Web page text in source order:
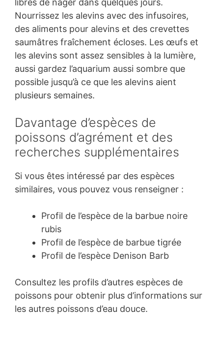
libres de nager dans quelques jours.
Nourrissez les alevins avec des infusoires,
des aliments pour alevins et des crevettes
saumâtres fraîchement écloses. Les œufs et
les alevins sont assez sensibles à la lumière,
aussi gardez l’aquarium aussi sombre que
possible jusqu’à ce que les alevins aient
plusieurs semaines.
Davantage d’espèces de
poissons d’agrément et des
recherches supplémentaires
Si vous êtes intéressé par des espèces
similaires, vous pouvez vous renseigner :
Profil de l’espèce de la barbue noire
rubis
Profil de l’espèce de barbue tigrée
Profil de l’espèce Denison Barb
Consultez les profils d’autres espèces de
poissons pour obtenir plus d’informations sur
les autres poissons d’eau douce.